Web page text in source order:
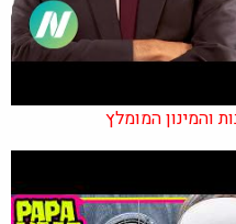
והמינון המומלץ